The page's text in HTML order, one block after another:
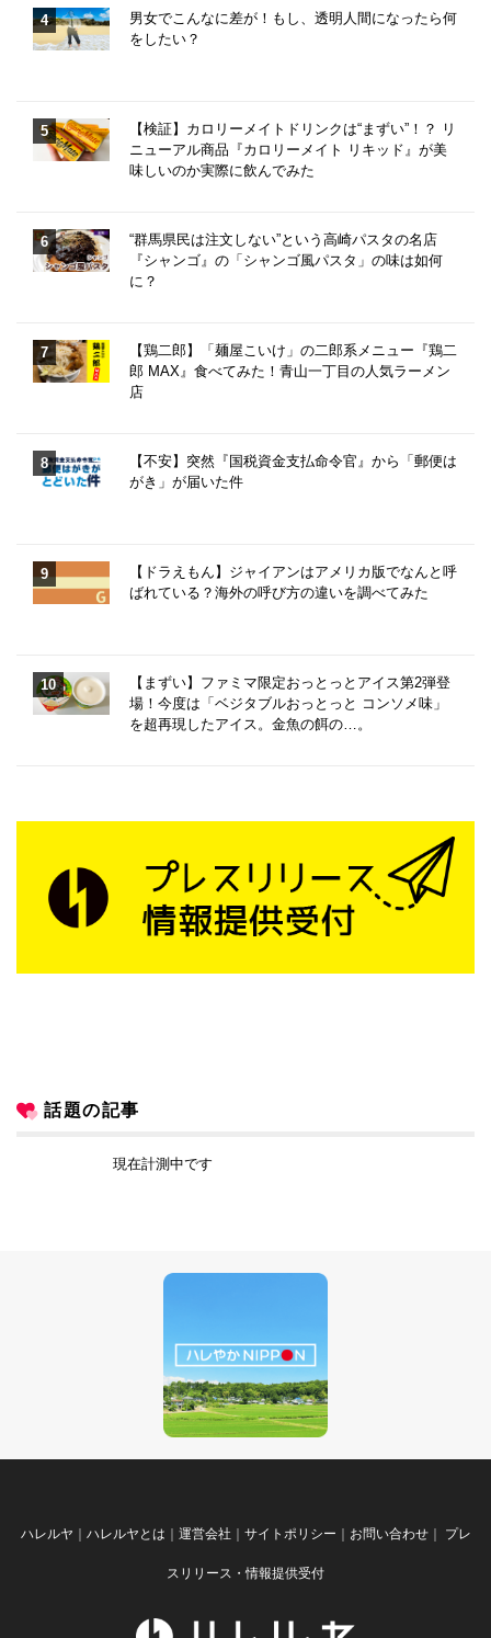
男女でこんなに差が！もし、透明人間になったら何
をしたい？
【検証】カロリーメイトドリンクは“まずい”！？ リ
ニューアル商品『カロリーメイト リキッド』が美
味しいのか実際に飲んでみた
“群馬県民は注文しない”という高崎パスタの名店
『シャンゴ』の「シャンゴ風パスタ」の味は如何
に？
【鶏二郎】「麺屋こいけ」の二郎系メニュー『鶏二
郎 MAX』食べてみた！青山一丁目の人気ラーメン
店
【不安】突然『国税資金支払命令官』から「郵便は
がき」が届いた件
【ドラえもん】ジャイアンはアメリカ版でなんと呼
ばれている？海外の呼び方の違いを調べてみた
【まずい】ファミマ限定おっとっとアイス第2弾登
場！今度は「ベジタブルおっとっと コンソメ味」
を超再現したアイス。金魚の餌の…。
話題の記事
現在計測中です
ハレルヤ ハレルヤとは 運営会社 サイトポリシー お問い合わせ｜ プレ
スリリース・情報提供受付